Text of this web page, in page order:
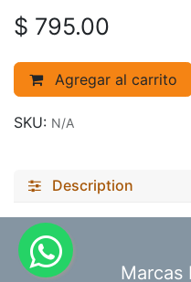
$ 795.00
Agregar al carrito
SKU: N/A
Description
​Marcas